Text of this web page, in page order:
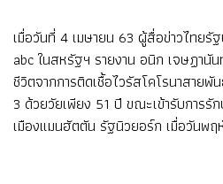
เมื่อวันที่ 4 เมษายน 63 ผู้สื่อข่าวไทยรั
abc ในสหรัฐฯ รายงาน อนิก เจษฏานั
ชีวิตจากการติดเชื้อไวรัสโคโรนาสาย
3 ด้วยวัยเพียง 51 ปี ขณะเข้ารับการรั
เมืองแมนฮัตตัน รัฐนิวยอร์ก เมื่อวันพ